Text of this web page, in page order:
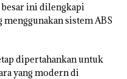
besar ini dilengkapi
menggunakan sistem ABS
dipertahankan untuk
yang modern di